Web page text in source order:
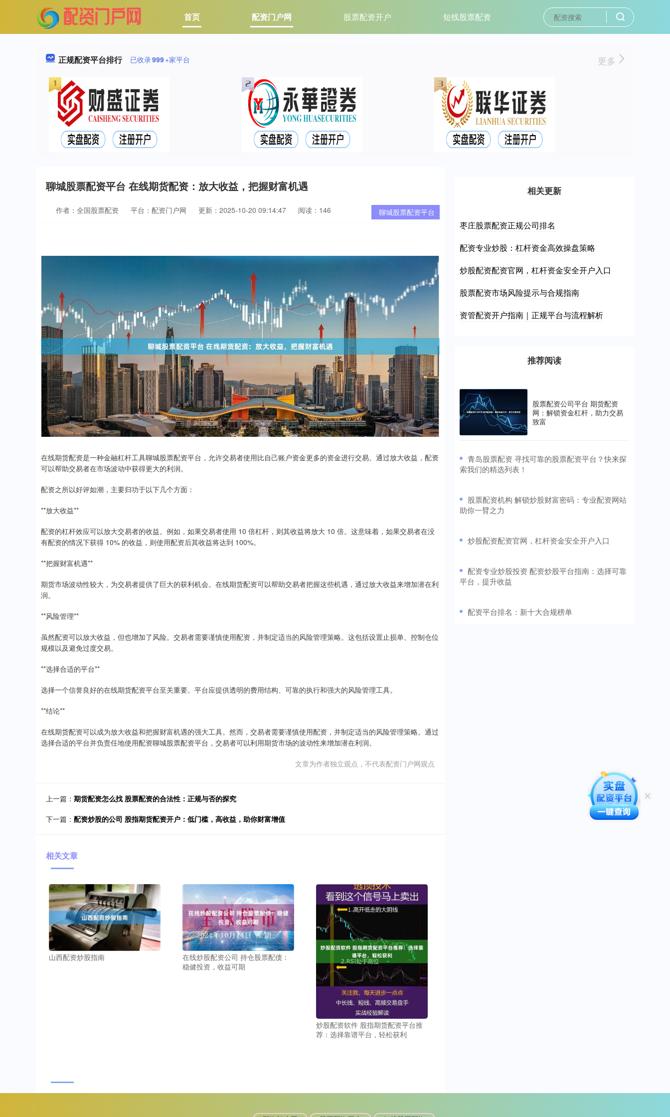
首页 配资门户网 股票配资开户 短线股票配资
正规配资平台排行 已收录999+家平台 更多
聊城股票配资平台 在线期货配资：放大收益，把握财富机遇
聊城股票配资平台
作者：全国股票配资 平台：配资门户网 更新：2025-10-20 09:14:47 阅读：146
在线期货配资是一种金融杠杆工具聊城股票配资平台，允许交易者使用比自己账户资金更多的资金进行交易。通过放大收益，配资
可以帮助交易者在市场波动中获得更大的利润。
配资之所以好评如潮，主要归功于以下几个方面：
**放大收益**
配资的杠杆效应可以放大交易者的收益。例如，如果交易者使用 10 倍杠杆，则其收益将放大 10 倍。这意味着，如果交易者在没
有配资的情况下获得 10% 的收益，则使用配资后其收益将达到 100%。
**把握财富机遇**
期货市场波动性较大，为交易者提供了巨大的获利机会。在线期货配资可以帮助交易者把握这些机遇，通过放大收益来增加潜在利
润。
**风险管理**
虽然配资可以放大收益，但也增加了风险。交易者需要谨慎使用配资，并制定适当的风险管理策略。这包括设置止损单、控制仓位
规模以及避免过度交易。
**选择合适的平台**
选择一个信誉良好的在线期货配资平台至关重要。平台应提供透明的费用结构、可靠的执行和强大的风险管理工具。
**结论**
在线期货配资可以成为放大收益和把握财富机遇的强大工具。然而，交易者需要谨慎使用配资，并制定适当的风险管理策略。通过
选择合适的平台并负责任地使用配资聊城股票配资平台，交易者可以利用期货市场的波动性来增加潜在利润。
文章为作者独立观点，不代表配资门户网观点
上一篇： 期货配资怎么找 股票配资的合法性：正规与否的探究
下一篇： 配资炒股的公司 股指期货配资开户：低门槛，高收益，助你财富增值
相关文章
山西配资炒股指南
在线炒股配资公司 持仓股票配债：
稳健投资，收益可期
炒股配资软件 股指期货配资平台推
荐：选择靠谱平台，轻松获利
相关更新
枣庄股票配资正规公司排名
配资专业炒股：杠杆资金高效操盘策略
炒股配资配资官网，杠杆资金安全开户入口
股票配资市场风险提示与合规指南
资管配资开户指南｜正规平台与流程解析
推荐阅读
股票配资公司平台 期货配资
网：解锁资金杠杆，助力交易
致富
​青岛股票配资 寻找可靠的股票配资平台？快来探
索我们的精选列表！
​股票配资机构 解锁炒股财富密码：专业配资网站
助你一臂之力
​炒股配资配资官网，杠杆资金安全开户入口
​配资专业炒股投资 配资炒股平台指南：选择可靠
平台，提升收益
​配资平台排名：新十大合规榜单